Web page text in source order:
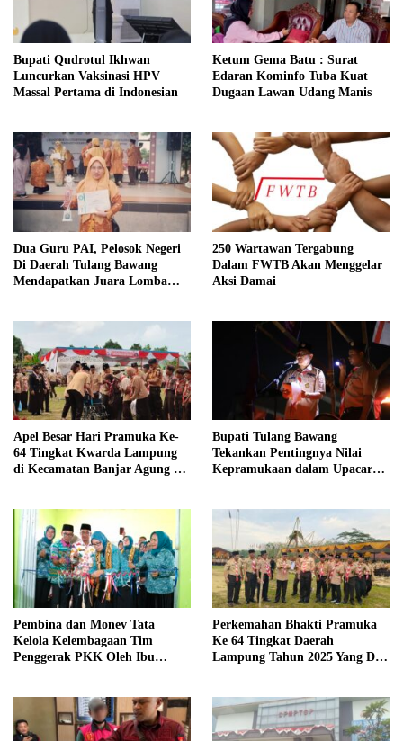
Bupati Qudrotul Ikhwan
Luncurkan Vaksinasi HPV
Massal Pertama di Indonesian
Ketum Gema Batu : Surat
Edaran Kominfo Tuba Kuat
Dugaan Lawan Udang Manis
Dua Guru PAI, Pelosok Negeri
Di Daerah Tulang Bawang
Mendapatkan Juara Lomba
250 Wartawan Tergabung
Dalam FWTB Akan Menggelar
Aksi Damai
Apel Besar Hari Pramuka Ke-
64 Tingkat Kwarda Lampung
di Kecamatan Banjar Agung Di
Bupati Tulang Bawang
Tekankan Pentingnya Nilai
Kepramukaan dalam Upacara
Pembina dan Monev Tata
Kelola Kelembagaan Tim
Penggerak PKK Oleh Ibu
Perkemahan Bhakti Pramuka
Ke 64 Tingkat Daerah
Lampung Tahun 2025 Yang Di